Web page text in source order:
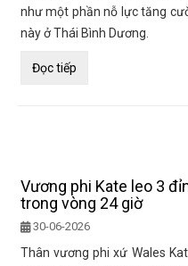
như một phần nỗ lực tăng
này ở Thái Bình Dương.
Đọc tiếp
Vương phi Kate leo 3
trong vòng 24 giờ
30-06-2026
Thân vương phi xứ Wales